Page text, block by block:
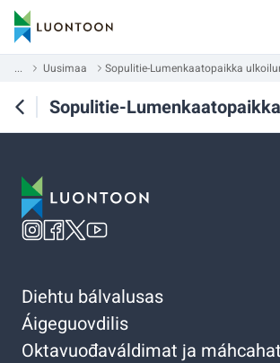
... Uusimaa Sopulitie-Lumenkaatopaikka
Sopulitie-
Diehtu bálvalusas
Áigeguovdilis
Oktavuođaváldimat ja máhcahat